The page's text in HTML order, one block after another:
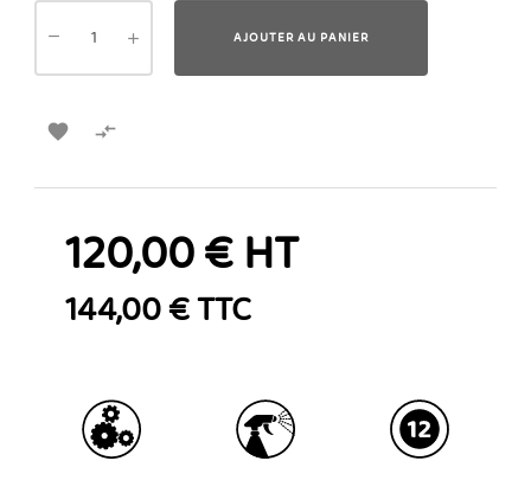
AJOUTER AU PANIER
 
120,00 € HT
144,00 € TTC